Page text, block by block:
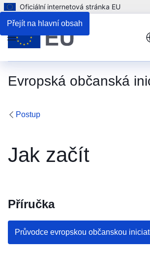
Přejít na hlavní obsah
Oficiální internetová stránka EU
Evropská občanská
Menu
Postup
Jak začít
Příručka
Průvodce evropskou občanskou